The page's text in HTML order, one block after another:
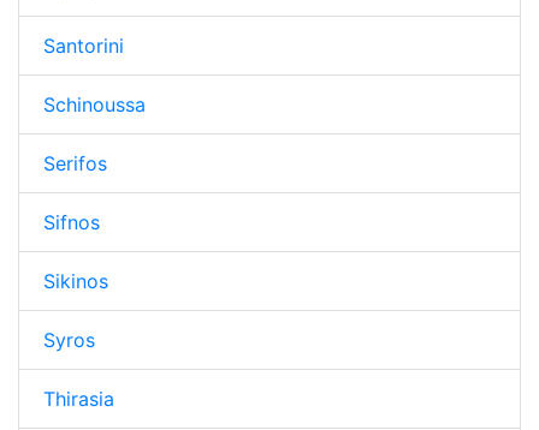
Santorini
Schinoussa
Serifos
Sifnos
Sikinos
Syros
Thirasia